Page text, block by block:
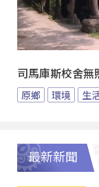
司馬庫斯校舍無
原鄉 環境 生
最新新聞